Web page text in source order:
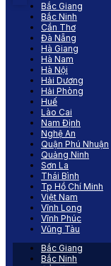
Bắc Giang
Bắc Ninh
Cần Thơ
Đà Nẵng
Hà Giang
Hà Nam
Hà Nội
Hải Dương
Hải Phòng
Huế
Lào Cai
Nam Định
Nghệ An
Quận Phú Nhuận
Quảng Ninh
Sơn La
Thái Bình
Tp Hồ Chí Minh
Việt Nam
Vĩnh Long
Vĩnh Phúc
Vũng Tàu
Bắc Giang
Bắc Ninh